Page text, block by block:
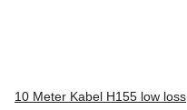
10 Meter Kabel H155 low loss